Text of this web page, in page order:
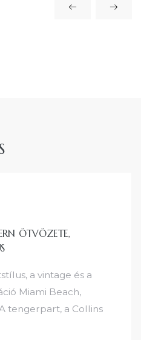
ÖTVÖZETE,
a vintage és a
Miami Beach,
tengerpart, a Collins